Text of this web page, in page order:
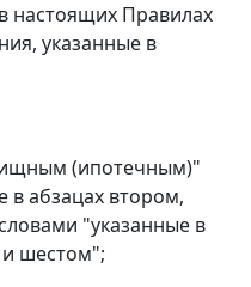
Правилах
указанные в
(ипотечным)"
в абзацах втором,
"указанные в
и шестом";